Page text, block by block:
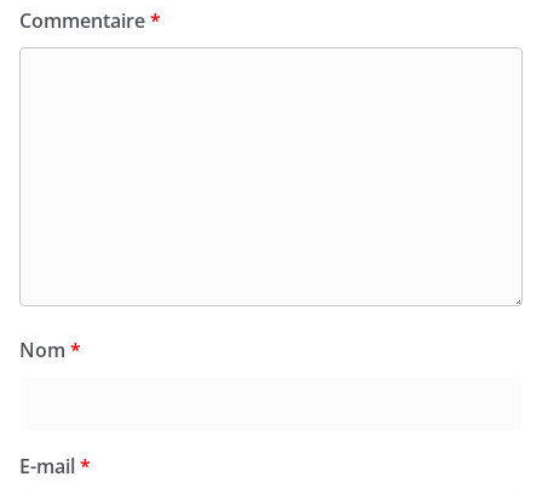
Commentaire*
Nom *
E-mail*